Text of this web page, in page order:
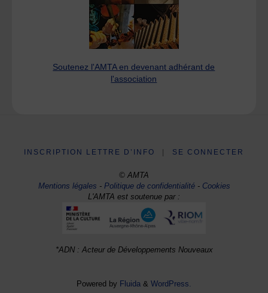
Soutenez l'AMTA en devenant adhérant de
l'association
INSCRIPTION LETTRE D’INFO SE CONNECTER
© AMTA
Mentions légales -Politique de confidentialité- Cookies
L'AMTA est soutenue par :
*ADN : Acteur de Développements Nouveaux
Powered by Fluida & WordPress.